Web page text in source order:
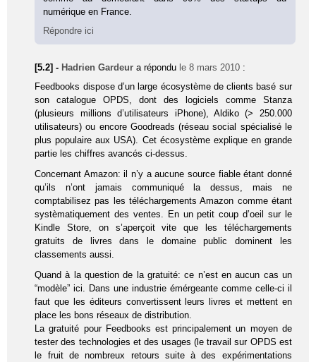
numérique en France.
Répondre ici
[5.2] - Hadrien Gardeur a répondu le 8 mars 2010 :
Feedbooks dispose d’un large écosystème de clients basé sur
son catalogue OPDS, dont des logiciels comme Stanza
(plusieurs millions d’utilisateurs iPhone), Aldiko (> 250.000
utilisateurs) ou encore Goodreads (réseau social spécialisé le
plus populaire aux USA). Cet écosystème explique en grande
partie les chiffres avancés ci-dessus.
Concernant Amazon: il n’y a aucune source fiable étant donné
qu’ils n’ont jamais communiqué la dessus, mais ne
comptabilisez pas les téléchargements Amazon comme étant
systèmatiquement des ventes. En un petit coup d’oeil sur le
Kindle Store, on s’aperçoit vite que les téléchargements
gratuits de livres dans le domaine public dominent les
classements aussi.
Quand à la question de la gratuité: ce n’est en aucun cas un
“modèle” ici. Dans une industrie émérgeante comme celle-ci il
faut que les éditeurs convertissent leurs livres et mettent en
place les bons réseaux de distribution.
La gratuité pour Feedbooks est principalement un moyen de
tester des technologies et des usages (le travail sur OPDS est
le fruit de nombreux retours suite à des expérimentations